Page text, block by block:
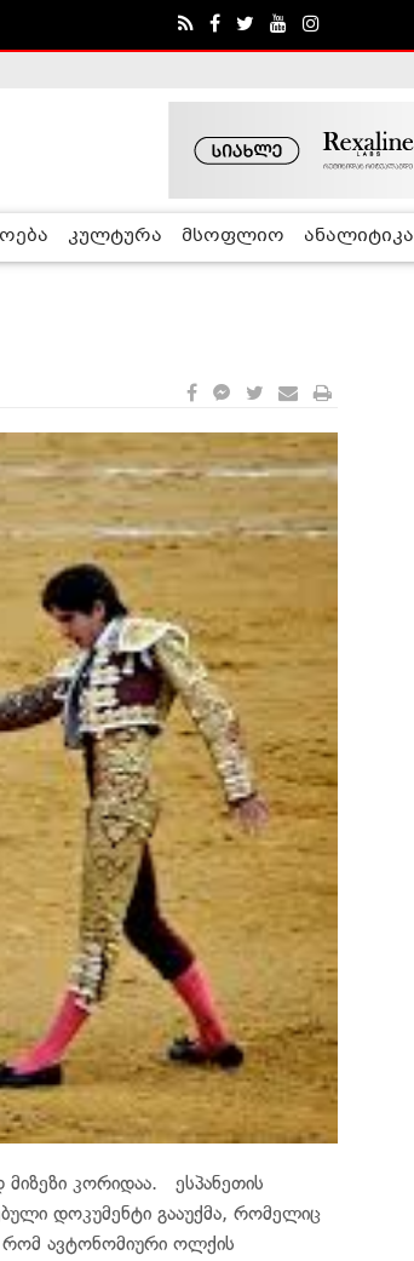
კულტურა მსოფლიო ანალიტიკა
კორიდაა. ესპანეთის
დოკუმენტი გააუქმა, რომელიც
რომ ავტონომიური ოლქის